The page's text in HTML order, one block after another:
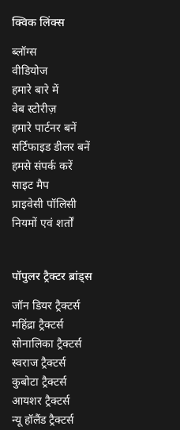
क्विक लिंक्स
ब्लॉग्स
वीडियोज
हमारे बारे में
वेब स्टोरीज़
हमारे पार्टनर बनें
सर्टिफाइड डीलर बनें
हमसे संपर्क करें
साइट मैप
प्राइवेसी पॉलिसी
नियमों एवं शर्तों
पॉपुलर ट्रैक्टर ब्रांड्स
जॉन डियर ट्रैक्टर्स
महिंद्रा ट्रैक्टर्स
सोनालिका ट्रैक्टर्स
स्वराज ट्रैक्टर्स
कुबोटा ट्रैक्टर्स
आयशर ट्रैक्टर्स
न्यू हॉलैंड ट्रैक्टर्स